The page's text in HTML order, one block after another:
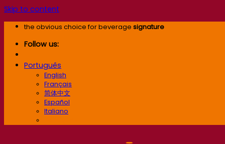
Skip to content
the obvious choice for beverage signature
Follow us:
Português
English
Français
简体中文
Español
Italiano